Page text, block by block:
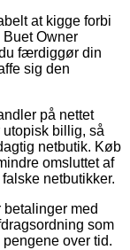
at kigge forbi
Owner
færdiggør din
sig den
på nettet
utopisk billig, så
netbutik. Køb
omsluttet af
netbutikker.
med
som
over tid.